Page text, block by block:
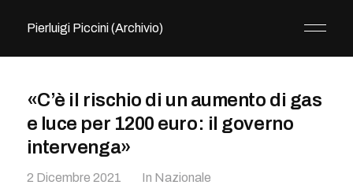
Pierluigi Piccini (Archivio)
«C’è il rischio di un aumento di gas
e luce per 1200 euro: il governo
intervenga»
2 Dicembre 2021 In Nazionale